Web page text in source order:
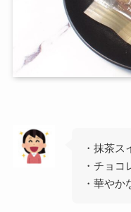
・抹茶ス
・チョコ
・華やか